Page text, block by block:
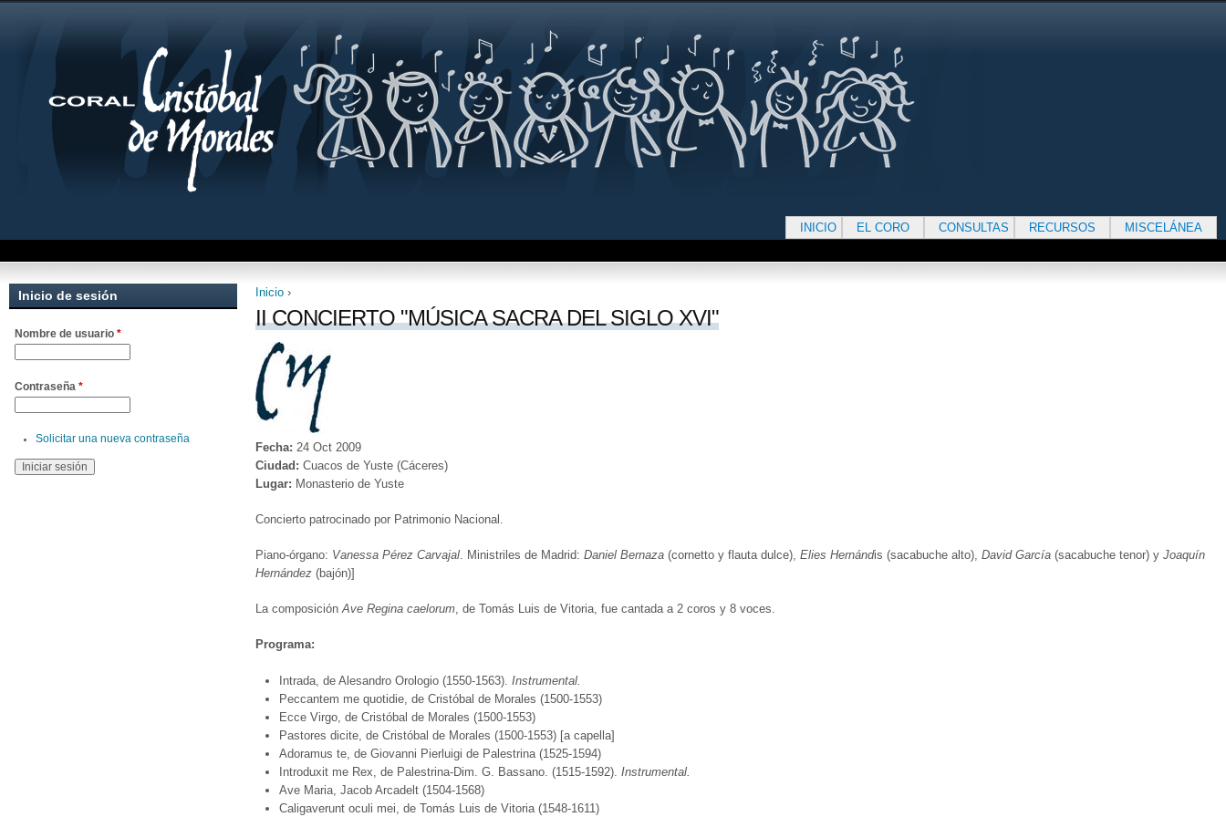
Se encuentra usted aquí
Inicio ›
II CONCIERTO "MÚSICA SACRA DEL SIGLO XVI"
Fecha: 24 Oct 2009
Ciudad: Cuacos de Yuste (Cáceres)
Lugar: Monasterio de Yuste
Concierto patrocinado por Patrimonio Nacional.
Piano-órgano: Vanessa Pérez Carvajal. Ministriles de Madrid: Daniel Bernaza (cornetto y flauta dulce), Elies Hernándis (sacabuche alto), David García (sacabuche tenor) y Joaquín
Hernández (bajón)]
La composiciónAve Regina caelorum, de Tomás Luis de Vitoria, fue cantada a 2 coros y 8 voces.
Programa:
Intrada, de Alesandro Orologio (1550-1563). Instrumental.
Peccantem me quotidie, de Cristóbal de Morales (1500-1553)
Ecce Virgo, de Cristóbal de Morales (1500-1553)
Pastores dicite, de Cristóbal de Morales (1500-1553) [a capella]
Adoramus te, de Giovanni Pierluigi de Palestrina (1525-1594)
Introduxit me Rex, de Palestrina-Dim. G. Bassano. (1515-1592). Instrumental.
Ave Maria, Jacob Arcadelt (1504-1568)
Caligaverunt oculi mei, de Tomás Luis de Vitoria (1548-1611)
INICIO EL CORO CONSULTAS RECURSOS MISCELÁNEA
Inicio de sesión
Nombre de usuario *
Contraseña *
Solicitar una nueva contraseña